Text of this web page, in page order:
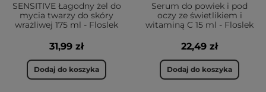
SENSITIVE Łagodny żel do
mycia twarzy do skóry
wrażliwej 175 ml - Floslek
31,99 zł
Dodaj do koszyka
Serum do powiek i pod
oczy ze świetlikiem i
witaminą C 15 ml - Floslek
22,49 zł
Dodaj do koszyka